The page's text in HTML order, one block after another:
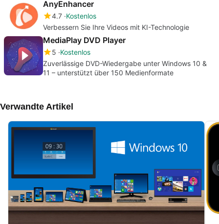
AnyEnhancer
4.7 Kostenlos
Verbessern Sie Ihre Videos mit KI-Technologie
MediaPlay DVD Player
5 Kostenlos
Zuverlässige DVD-Wiedergabe unter Windows 10 &
11 – unterstützt über 150 Medienformate
Verwandte Artikel